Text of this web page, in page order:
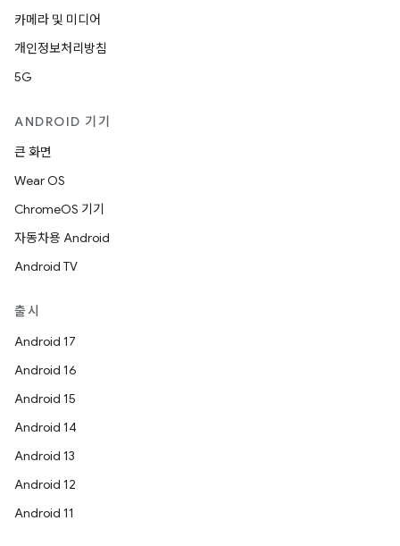
카메라 및 미디어
개인정보처리방침
5G
ANDROID 기기
큰 화면
Wear OS
ChromeOS 기기
자동차용 Android
Android TV
출시
Android 17
Android 16
Android 15
Android 14
Android 13
Android 12
Android 11